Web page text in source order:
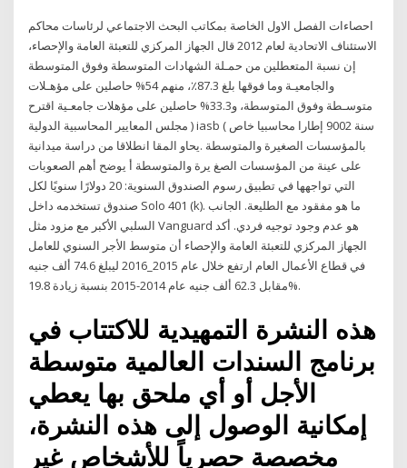
احصاءات الفصل الاول الخاصة بمكاتب البحث الاجتماعي لرئاسات محاكم
الاستئناف الاتحادية لعام 2012 قال الجهاز المركزي للتعبئة العامة والإحصاء،
إن نسبة المتعطلين من حمـلة الشهادات المتوسطة وفوق المتوسطة
والجامعيـة وما فوقها بلغ 87.3٪، منهم 54% حاصلين على مؤهـلات
متوسـطة وفوق المتوسطة، و33.3% حاصلين على مؤهلات جامعـية اقترح
مجلس المعايير المحاسبية الدولية ) iasb ( سنة 9002 إطارا محاسبيا خاص
بالمؤسسات الصغيرة والمتوسطة .يحاو المقا انطلاقا من دراسة ميدانية
على عينة من المؤسسات الصغ يرة والمتوسطة أ يوضح أهم الصعوبات
التي تواجهها في تطبيق رسوم الصندوق السنوية: 20 دولارًا سنويًا لكل
صندوق تستخدمه داخل Solo 401 (k). ما هو مفقود مع الطليعة. الجانب
السلبي الأكبر مع مزود مثل Vanguard هو عدم وجود توجيه فردي. أكد
الجهاز المركزي للتعبئة العامة والإحصاء أن متوسط الأجر السنوي للعامل
في قطاع الأعمال العام ارتفع خلال عام 2015_2016 ليبلغ 74.6 ألف جنيه
مقابل 62.3 ألف جنيه عام 2014-2015 بنسبة زيادة 19.8%.
هذه النشرة التمهيدية للاكتتاب في
برنامج السندات العالمية متوسطة
الأجل أو أي ملحق بها يعطي
إمكانية الوصول إلى هذه النشرة،
مخصصة حصرياً للأشخاص غير